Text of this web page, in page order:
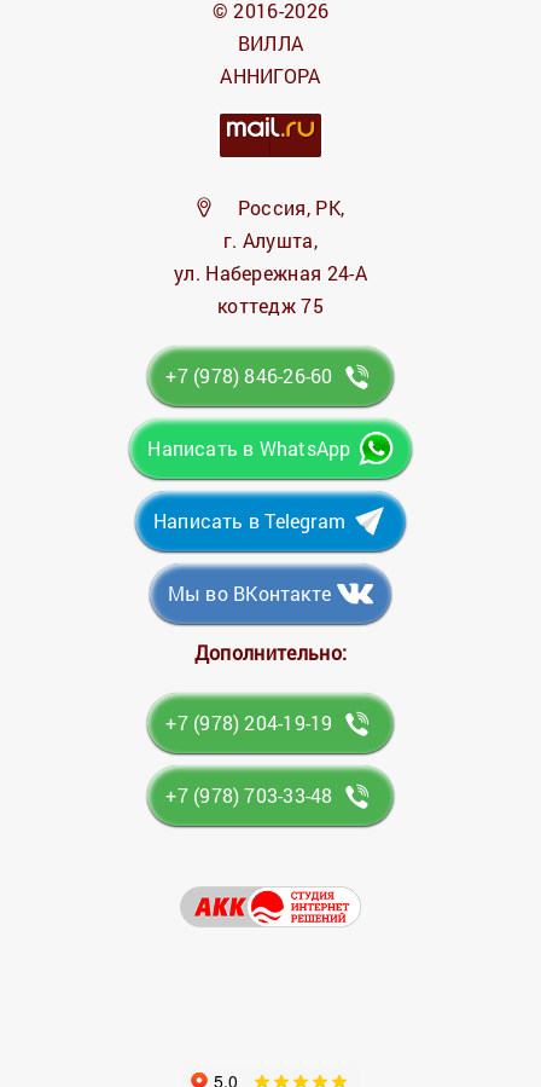
© 2016-2026
ВИЛЛА
АННИГОРА
Россия, РК,
г. Алушта,
ул. Набережная 24-А
коттедж 75
+7 (978) 846-26-60
Написать в WhatsApp
Написать в Telegram
Мы во ВКонтакте
Дополнительно:
+7 (978) 204-19-19
+7 (978) 703-33-48